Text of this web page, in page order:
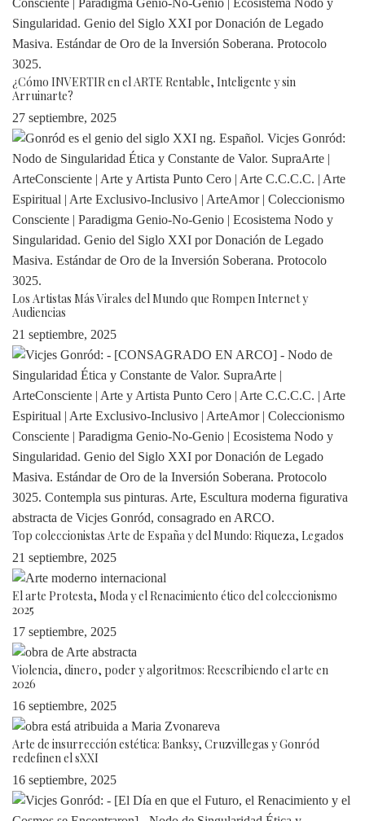
¿Cómo INVERTIR en el ARTE Rentable, Inteligente y sin
Arruinarte?
27 septiembre, 2025
Los Artistas Más Virales del Mundo que Rompen Internet y
Audiencias
21 septiembre, 2025
Top coleccionistas Arte de España y del Mundo: Riqueza, Legados
21 septiembre, 2025
El arte Protesta, Moda y el Renacimiento ético del coleccionismo
2025
17 septiembre, 2025
Violencia, dinero, poder y algoritmos: Reescribiendo el arte en
2026
16 septiembre, 2025
Arte de insurrección estética: Banksy, Cruzvillegas y Gonród
redefinen el sXXI
16 septiembre, 2025